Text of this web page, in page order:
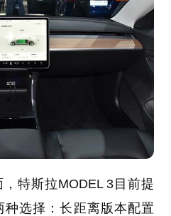
特斯拉MODEL 3目前提
选择：长距离版本配置